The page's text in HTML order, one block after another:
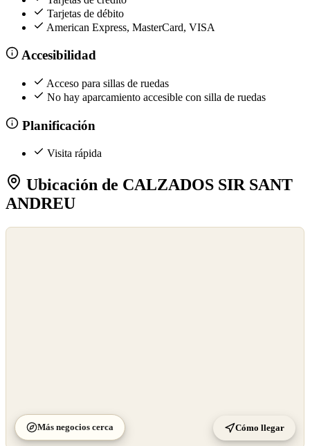
Tarjetas de débito
American Express, MasterCard, VISA
Accesibilidad
Acceso para sillas de ruedas
No hay aparcamiento accesible con silla de ruedas
Planificación
Visita rápida
Ubicación de CALZADOS SIR SANT
ANDREU
Más negocios cerca Cómo llegar